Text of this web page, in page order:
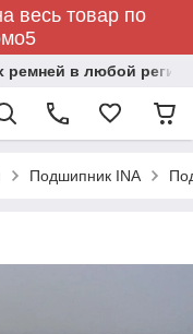
весь товар по
в любой регион
Подшипник INA